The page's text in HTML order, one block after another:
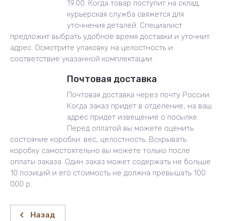
19.00. Когда товар поступит на склад,
курьерская служба свяжется для
уточнения деталей. Специалист
предложит выбрать удобное время доставки и уточнит
адрес. Осмотрите упаковку на целостность и
соответствие указанной комплектации.
Почтовая доставка
Почтовая доставка через почту России.
Когда заказ придет в отделение, на ваш
адрес придет извещение о посылке.
Перед оплатой вы можете оценить
состояние коробки: вес, целостность. Вскрывать
коробку самостоятельно вы можете только после
оплаты заказа. Один заказ может содержать не больше
10 позиций и его стоимость не должна превышать 100
000 р.
Назад